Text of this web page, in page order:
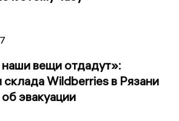
вещи отдадут»:
склада Wildberries в Рязани
эвакуации